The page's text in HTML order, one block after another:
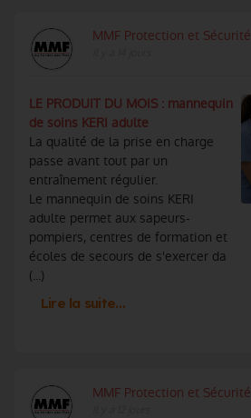
MMF Protection et Sécurité
LE PRODUIT DU MOIS : mannequin
de soins KERI adulte
La qualité de la prise en charge
passe avant tout par un
entraînement régulier.
Le mannequin de soins KERI
adulte permet aux sapeurs-
pompiers, centres de formation et
écoles de secours de s'exercer da
(...)
Lire la suite…
MMF Protection et Sécurité